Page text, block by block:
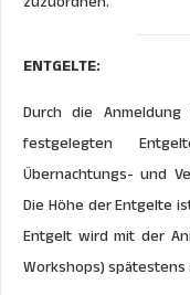
ENTGELTE:
Durch die
festgelegten
Übernachtungs- und
Die Höhe der Entgelte
Entgelt wird mit der
Workshops) spätestens